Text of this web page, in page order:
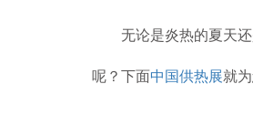
无论是炎热的夏天还
呢？下面中国供热展就